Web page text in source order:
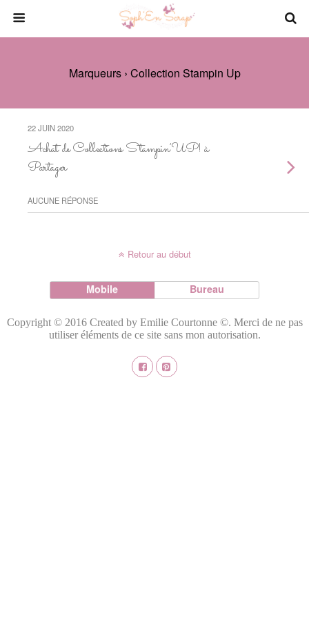
Marqueurs › Collection Stampin Up
22 JUIN 2020
Achat de Collections Stampin’UP! à
Partager
AUCUNE RÉPONSE
Retour au début
Mobile Bureau
Copyright © 2016 Created by Emilie Courtonne ©. Merci de ne pas
utiliser éléments de ce site sans mon autorisation.